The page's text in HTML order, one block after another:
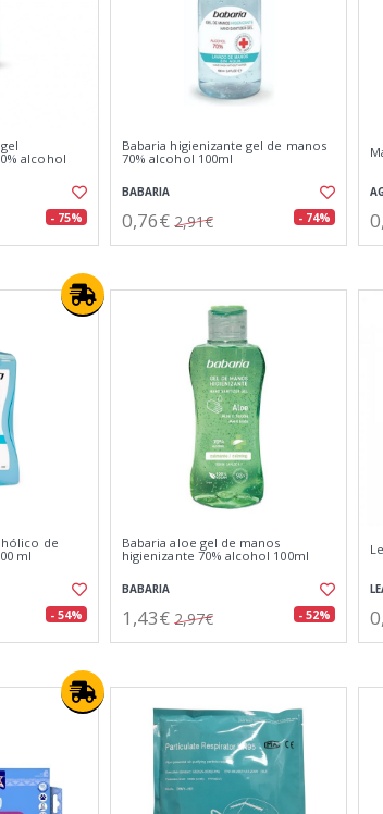
alcohol
- 75%
Babaria higienizante gel de manos
70% alcohol 100ml
BABARIA
0,76€ 2,91€ - 74%
de
ml
- 54%
Babaria aloe gel de manos
higienizante 70% alcohol 100ml
BABARIA
1,43€ 2,97€ - 52%